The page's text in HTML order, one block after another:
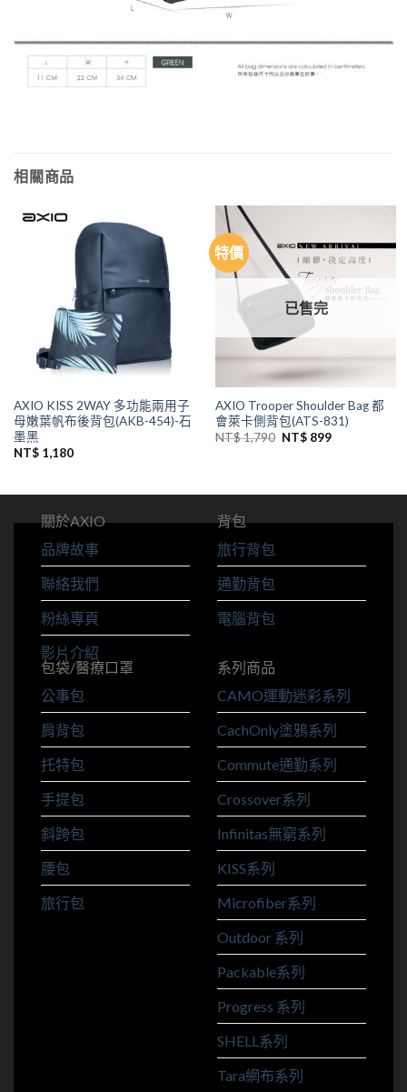
相關商品
AXIO KISS 2WAY 多功能兩用子
母嫩葉帆布後背包(AKB-454)-石
墨黑
NT$1,180
特價
已售完
AXIO Trooper Shoulder Bag 都
會萊卡側背包(ATS-831)
NT$1,790 NT$899
關於AXIO
品牌故事
聯絡我們
粉絲專頁
影片介紹
背包
旅行背包
通勤背包
電腦背包
包袋/醫療口罩
公事包
肩背包
托特包
手提包
斜跨包
腰包
旅行包
系列商品
CAMO運動迷彩系列
CachOnly塗鴉系列
Commute通勤系列
Crossover系列
Infinitas無窮系列
KISS系列
Microfiber系列
Outdoor 系列
Packable系列
Progress 系列
SHELL系列
Tara網布系列